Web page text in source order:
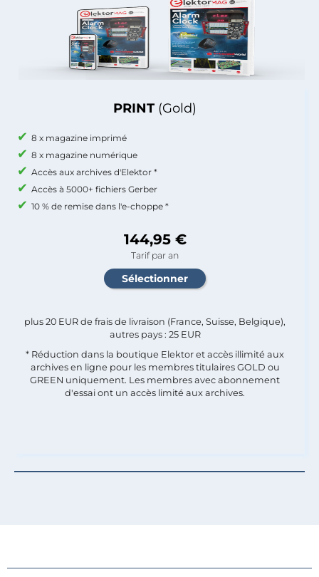
PRINT (Gold)
8 x magazine imprimé
8 x magazine numérique
Accès aux archives d'Elektor *
Accès à 5000+ fichiers Gerber
10 % de remise dans l'e-choppe *
144,95 €
Tarif par an
plus 20 EUR de frais de livraison (France, Suisse, Belgique),
autres pays : 25 EUR
* Réduction dans la boutique Elektor et accès illimité aux
archives en ligne pour les membres titulaires GOLD ou
GREEN uniquement. Les membres avec abonnement
d'essai ont un accès limité aux archives.